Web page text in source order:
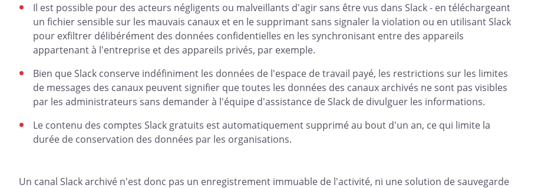
Il est possible pour des acteurs négligents ou malveillants d'agir sans être vus dans Slack - en téléchargeant
un fichier sensible sur les mauvais canaux et en le supprimant sans signaler la violation ou en utilisant Slack
pour exfiltrer délibérément des données confidentielles en les synchronisant entre des appareils
appartenant à l'entreprise et des appareils privés, par exemple.
Bien que Slack conserve indéfiniment les données de l'espace de travail payé, les restrictions sur les limites
de messages des canaux peuvent signifier que toutes les données des canaux archivés ne sont pas visibles
par les administrateurs sans demander à l'équipe d'assistance de Slack de divulguer les informations.
Le contenu des comptes Slack gratuits est automatiquement supprimé au bout d'un an, ce qui limite la
durée de conservation des données par les organisations.
Un canal Slack archivé n'est donc pas un enregistrement immuable de l'activité, ni une solution de sauvegarde